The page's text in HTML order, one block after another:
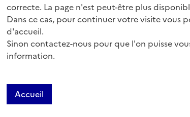
correcte. La page n'est peut-être plus
Dans ce cas, pour continuer votre visite vous
d'accueil.
Sinon contactez-nous pour que l'on puisse
information.
Accueil